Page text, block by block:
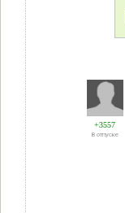
+3557
В отпуске